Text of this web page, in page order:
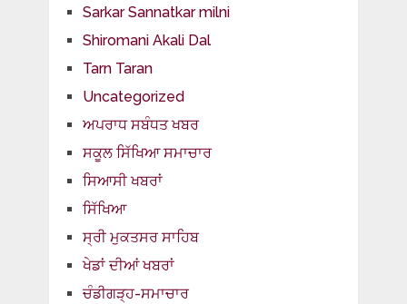
Sarkar Sannatkar milni
Shiromani Akali Dal
Tarn Taran
Uncategorized
ਅਪਰਾਧ ਸਬੰਧਤ ਖਬਰ
ਸਕੂਲ ਸਿੱਖਿਆ ਸਮਾਚਾਰ
ਸਿਆਸੀ ਖਬਰਾਂ
ਸਿੱਖਿਆ
ਸ੍ਰੀ ਮੁਕਤਸਰ ਸਾਹਿਬ
ਖੇਡਾਂ ਦੀਆਂ ਖਬਰਾਂ
ਚੰਡੀਗੜ੍ਹ-ਸਮਾਚਾਰ